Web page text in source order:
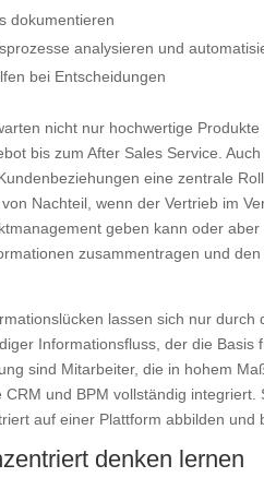
dokumentieren
analysieren und
bei Entscheidungen
nicht nur hochwertige
bis zum After Sales Service.
eine zentrale
Nachteil, wenn der Vertrieb im
geben kann oder
zusammentragen und
lassen sich nur
Informationsfluss, der die
sind Mitarbeiter, die in hohem
CRM und BPM vollständig
auf einer Plattform abbilden und
denken lernen